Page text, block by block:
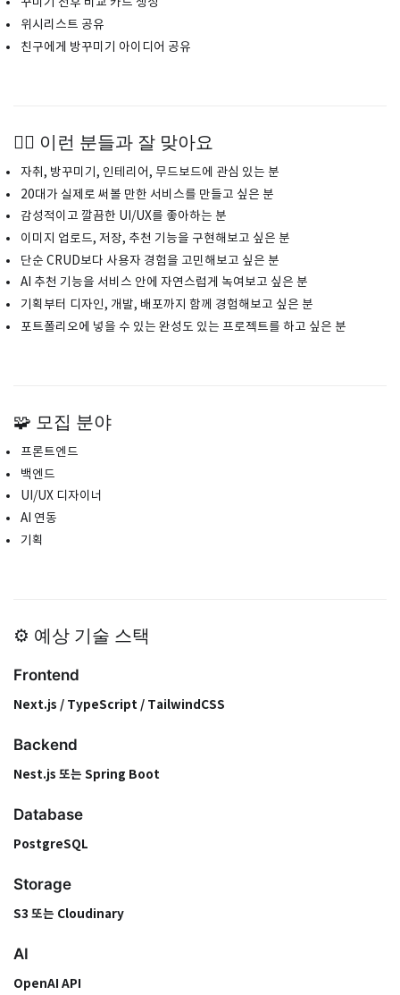
꾸미기 전후 비교 카드 생성
위시리스트 공유
친구에게 방꾸미기 아이디어 공유
🙋‍♀️ 이런 분들과 잘 맞아요
자취, 방꾸미기, 인테리어, 무드보드에 관심 있는 분
20대가 실제로 써볼 만한 서비스를 만들고 싶은 분
감성적이고 깔끔한 UI/UX를 좋아하는 분
이미지 업로드, 저장, 추천 기능을 구현해보고 싶은 분
단순 CRUD보다 사용자 경험을 고민해보고 싶은 분
AI 추천 기능을 서비스 안에 자연스럽게 녹여보고 싶은 분
기획부터 디자인, 개발, 배포까지 함께 경험해보고 싶은 분
포트폴리오에 넣을 수 있는 완성도 있는 프로젝트를 하고 싶은 분
🧩 모집 분야
프론트엔드
백엔드
UI/UX 디자이너
AI 연동
기획
⚙️ 예상 기술 스택
Frontend
Next.js / TypeScript / TailwindCSS
Backend
Nest.js 또는 Spring Boot
Database
PostgreSQL
Storage
S3 또는 Cloudinary
AI
OpenAI API